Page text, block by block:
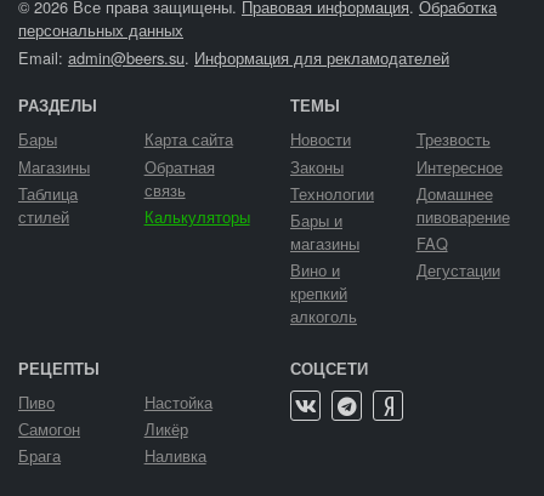
© 2026 Все права защищены. Правовая информация. Обработка
персональных данных
Email: admin@beers.su. Информация для рекламодателей
РАЗДЕЛЫ
Бары
Магазины
Таблица
стилей
Карта сайта
Обратная
связь
Калькуляторы
ТЕМЫ
Новости
Законы
Технологии
Бары и
магазины
Вино и
крепкий
алкоголь
Трезвость
Интересное
Домашнее
пивоварение
FAQ
Дегустации
РЕЦЕПТЫ
Пиво
Самогон
Брага
Настойка
Ликёр
Наливка
СОЦСЕТИ